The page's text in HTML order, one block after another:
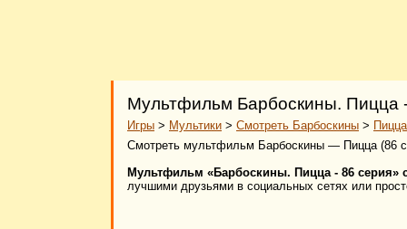
Мультфильм Барбоскины. Пицца
Игры > Мультики > Смотреть Барбоскины > Пицца
Смотреть мультфильм Барбоскины — Пицца (86
Мультфильм «Барбоскины. Пицца - 86 серия»
лучшими друзьями в социальных сетях или